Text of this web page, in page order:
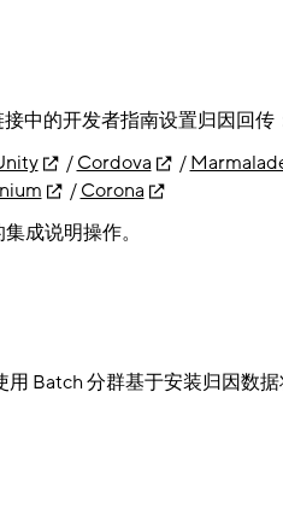
中的开发者指南设置归因回传
/Cordova /
/Corona
成说明操作。
Batch 分群基于安装归因数